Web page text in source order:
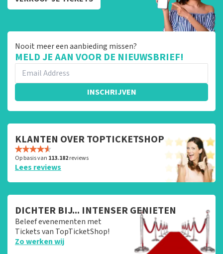
Nooit meer een aanbieding missen?
MELD JE AAN VOOR DE NIEUWSBRIEF!
INSCHRIJVEN
KLANTEN OVER TOPTICKETSHOP
Op basis van 113.182reviews
Lees reviews
DICHTER BIJ... INTENSER GENIETEN
Beleef evenementen met
Tickets van TopTicketShop!
Zo werken wij